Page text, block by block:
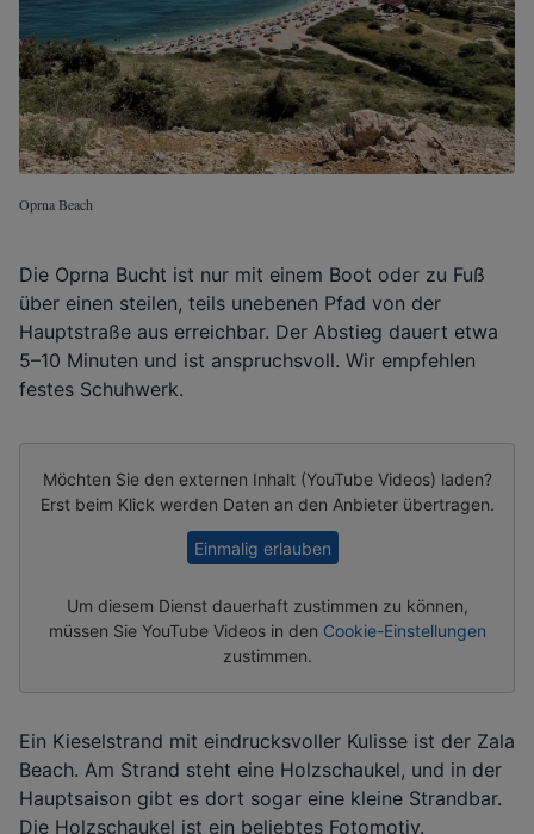
Oprna Beach
Die Oprna Bucht ist nur mit einem Boot oder zu Fuß
über einen steilen, teils unebenen Pfad von der
Hauptstraße aus erreichbar. Der Abstieg dauert etwa
5–10 Minuten und ist anspruchsvoll. Wir empfehlen
festes Schuhwerk.
Möchten Sie den externen Inhalt (YouTube Videos) laden?
Erst beim Klick werden Daten an den Anbieter übertragen.
Einmalig erlauben
Um diesem Dienst dauerhaft zustimmen zu können,
müssen Sie YouTube Videosin den Cookie-Einstellungen
zustimmen.
Ein Kieselstrand mit eindrucksvoller Kulisse ist der Zala
Beach. Am Strand steht eine Holzschaukel, und in der
Hauptsaison gibt es dort sogar eine kleine Strandbar.
Die Holzschaukel ist ein beliebtes Fotomotiv.